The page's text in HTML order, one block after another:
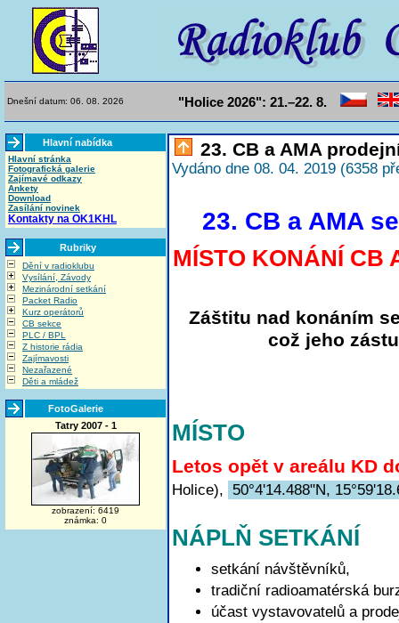
Dnešní datum: 06. 08. 2026 "Holice 2026": 21.–22. 8.
Hlavní nabídka
Hlavní stránka
Fotografická galerie
Zajímavé odkazy
Ankety
Download
Zasílání novinek
Kontakty na OK1KHL
Rubriky
Dění v radioklubu
Vysílání, Závody
Mezinárodní setkání
Packet Radio
Kurz operátorů
CB sekce
PLC / BPL
Z historie rádia
Zajímavosti
Nezařazené
Děti a mládež
FotoGalerie
Tatry 2007 - 1
zobrazení: 6419
známka: 0
23. CB a AMA
Vydáno dne 08. 04. 2019 (6358
23. CB a AMA
MÍSTO KONÁNÍ CB
Záštitu nad konáním
což jeho
MÍSTO
Letos opět v areálu KD
Holice), 50°4'14.488"N,
NÁPLŇ SETKÁNÍ
setkání návštěvníků,
tradiční radioamatérská
účast vystavovatelů a